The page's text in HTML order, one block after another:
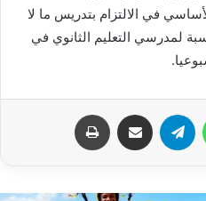
في الالتزام بتدريس ما لا
لمدرسي التعليم الثانوي في
واتساب تيلقرام مشاركة عبر البريد